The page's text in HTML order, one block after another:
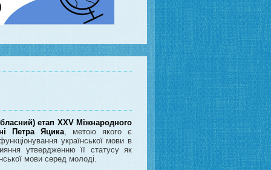
етап ХХV Міжнародного
Петра Яцика, метою якого є
української мови в
утвердженню її статусу як
мови серед молоді.